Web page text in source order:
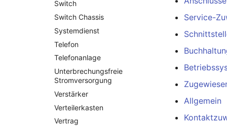
Modell
Monitor
Netz
Netzbereiche
Netzwerk
Netzwerk-Interface
Netzwerk-Listener
Netzwerkport
Netzwerkverbindungen
Switch
Switch Chassis
Systemdienst
Telefon
Telefonanlage
Unterbrechungsfreie
Stromversorgung
Verstärker
Verteilerkasten
Vertrag
Service-
Allgemein